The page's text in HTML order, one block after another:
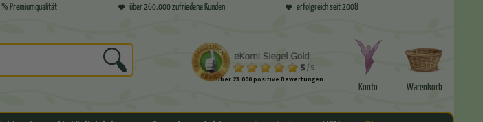
Premiumqualität über 260.000 zufriedene Kunden erfolgreich seit 2008
über 23.000 positive Bewertungen
Konto Warenkorb